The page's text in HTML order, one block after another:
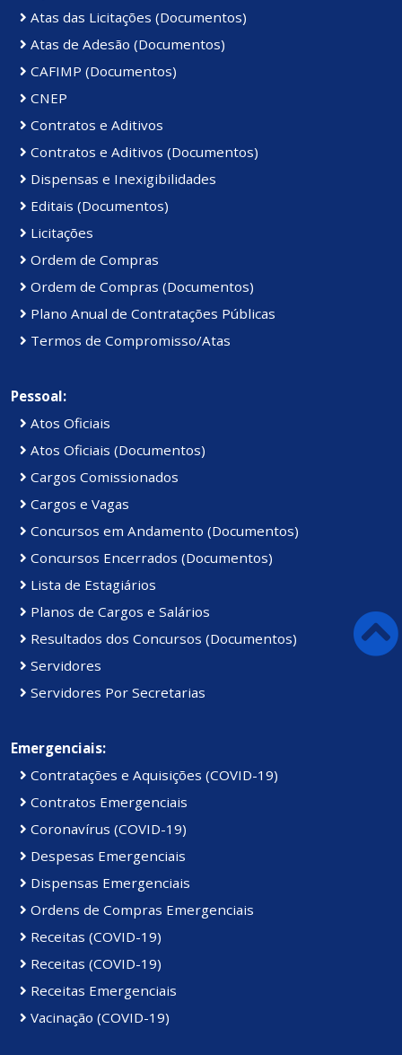
Atas das Licitações (Documentos)
Atas de Adesão (Documentos)
CAFIMP (Documentos)
CNEP
Contratos e Aditivos
Contratos e Aditivos (Documentos)
Dispensas e Inexigibilidades
Editais (Documentos)
Licitações
Ordem de Compras
Ordem de Compras (Documentos)
Plano Anual de Contratações Públicas
Termos de Compromisso/Atas
Pessoal:
Atos Oficiais
Atos Oficiais (Documentos)
Cargos Comissionados
Cargos e Vagas
Concursos em Andamento (Documentos)
Concursos Encerrados (Documentos)
Lista de Estagiários
Planos de Cargos e Salários
Resultados dos Concursos (Documentos)
Servidores
Servidores Por Secretarias
Emergenciais:
Contratações e Aquisições (COVID-19)
Contratos Emergenciais
Coronavírus (COVID-19)
Despesas Emergenciais
Dispensas Emergenciais
Ordens de Compras Emergenciais
Receitas (COVID-19)
Receitas (COVID-19)
Receitas Emergenciais
Vacinação (COVID-19)